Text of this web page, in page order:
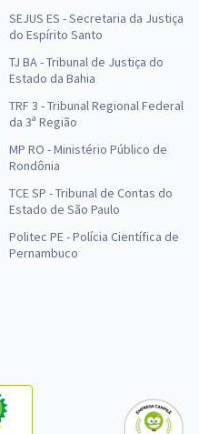
SEJUS ES - Secretaria da Justiça
do Espírito Santo
TJ BA - Tribunal de Justiça do
Estado da Bahia
TRF 3 - Tribunal Regional Federal
da 3ª Região
MP RO - Ministério Público de
Rondônia
TCE SP - Tribunal de Contas do
Estado de São Paulo
Politec PE - Polícia Científica de
Pernambuco